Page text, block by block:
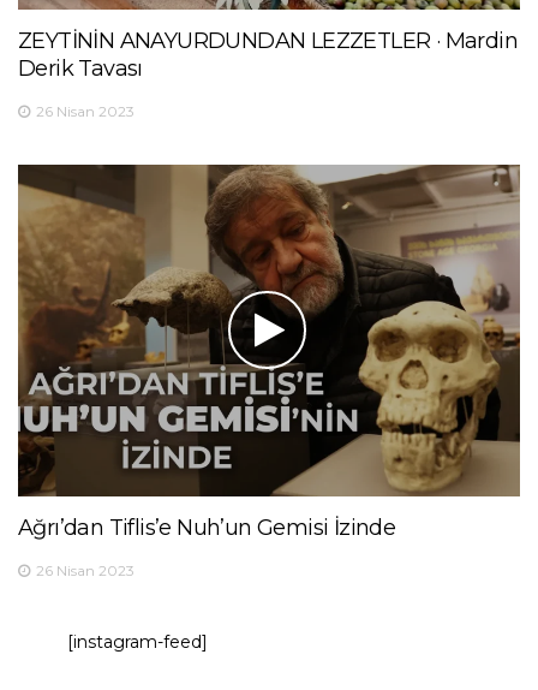
ZEYTİNİN ANAYURDUNDAN LEZZETLER · Mardin
Derik Tavası
26 Nisan 2023
Ağrı’dan Tiflis’e Nuh’un Gemisi İzinde
26 Nisan 2023
[instagram-feed]